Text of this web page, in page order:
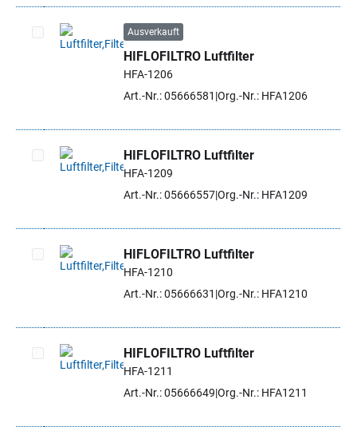
Artikel auswählen
Ausverkauft
HIFLOFILTRO Luftfilter
HFA-1206
Art.-Nr.: 05666581 Org.-Nr.: HFA1206
Artikel auswählen
HIFLOFILTRO Luftfilter
HFA-1209
Art.-Nr.: 05666557Org.-Nr.: HFA1209
Artikel auswählen
HIFLOFILTRO Luftfilter
HFA-1210
Art.-Nr.: 05666631 Org.-Nr.: HFA1210
Artikel auswählen
HIFLOFILTRO Luftfilter
HFA-1211
Art.-Nr.: 05666649 Org.-Nr.: HFA1211